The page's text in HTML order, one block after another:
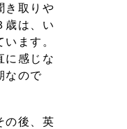
き取りや
歳は、い
ます。
に感じな
なので
の後、英